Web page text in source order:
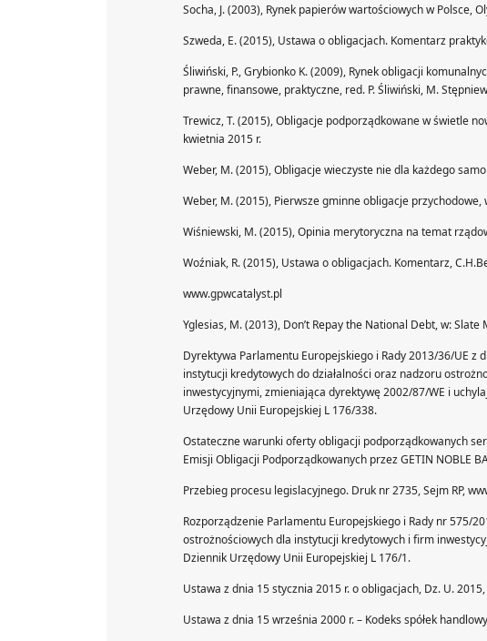
Socha, J. (2003), Rynek papierów wartościowych w Polsce,
Szweda, E. (2015), Ustawa o obligacjach. Komentarz
Śliwiński, P., Grybionko K. (2009), Rynek obligacji
prawne, finansowe, praktyczne, red. P. Śliwiński, M.
Trewicz, T. (2015), Obligacje podporządkowane w świetle
kwietnia 2015 r.
Weber, M. (2015), Obligacje wieczyste nie dla każdego
Weber, M. (2015), Pierwsze gminne obligacje
Wiśniewski, M. (2015), Opinia merytoryczna na temat
Woźniak, R. (2015), Ustawa o obligacjach. Komentarz,
www.gpwcatalyst.pl
Yglesias, M. (2013), Don’t Repay the National Debt, w:
Dyrektywa Parlamentu Europejskiego i Rady 2013/36/UE z
instytucji kredytowych do działalności oraz nadzoru
inwestycyjnymi, zmieniająca dyrektywę 2002/87/WE i
Urzędowy Unii Europejskiej L 176/338.
Ostateczne warunki oferty obligacji podporządkowanych
Emisji Obligacji Podporządkowanych przez GETIN NOBLE
Przebieg procesu legislacyjnego. Druk nr 2735, Sejm RP,
Rozporządzenie Parlamentu Europejskiego i Rady nr 575/
ostrożnościowych dla instytucji kredytowych i firm
Dziennik Urzędowy Unii Europejskiej L 176/1.
Ustawa z dnia 15 stycznia 2015 r. o obligacjach, Dz. U.
Ustawa z dnia 15 września 2000 r. – Kodeks spółek